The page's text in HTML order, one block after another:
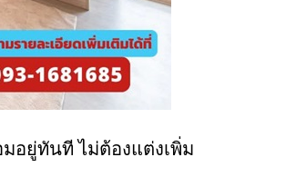
อยู่ทันที ไม่ต้องแต่งเพิ่ม